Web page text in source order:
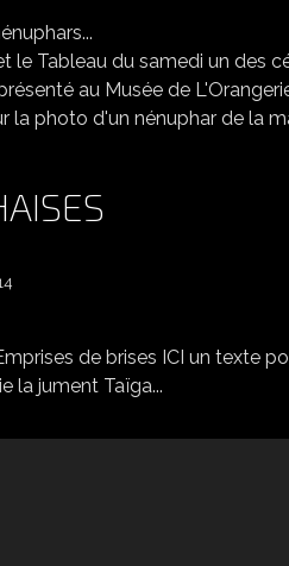
le Tableau du samedi un des
au Musée de
la photo d'un nénuphar de la
de brises ICI un texte
la jument Taïga...